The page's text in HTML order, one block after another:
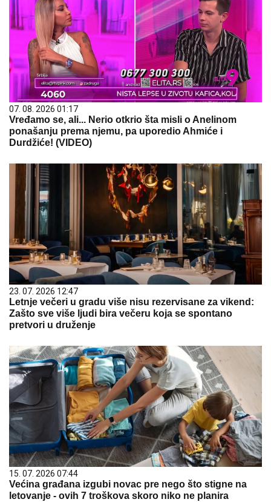
07. 08. 2026 01:17
Vređamo se, ali... Nerio otkrio šta misli o Anelinom
ponašanju prema njemu, pa uporedio Ahmiće i
Durdžiće! (VIDEO)
23. 07. 2026 12:47
Letnje večeri u gradu više nisu rezervisane za vikend:
Zašto sve više ljudi bira večeru koja se spontano
pretvori u druženje
15. 07. 2026 07:44
Većina građana izgubi novac pre nego što stigne na
letovanje - ovih 7 troškova skoro niko ne planira